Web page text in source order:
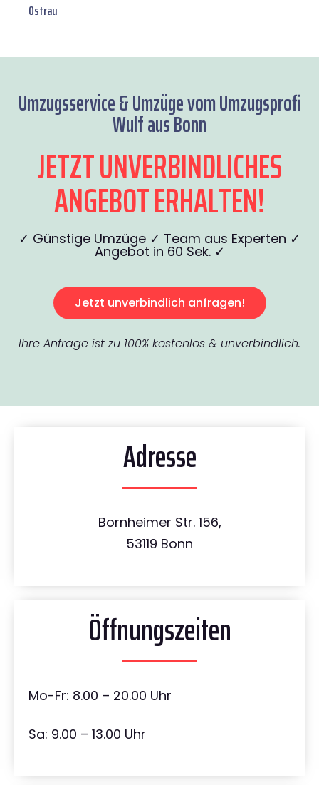
Ostrau
Umzugsservice & Umzüge vom Umzugsprofi
Wulf aus Bonn
JETZT UNVERBINDLICHES
ANGEBOT ERHALTEN!
✓ Günstige Umzüge ✓ Team aus Experten ✓
Angebot in 60 Sek. ✓
Jetzt unverbindlich anfragen!
Ihre Anfrage ist zu 100% kostenlos & unverbindlich.
Adresse
Bornheimer Str. 156,
53119 Bonn
Öffnungszeiten
Mo-Fr: 8.00 – 20.00 Uhr
Sa: 9.00 – 13.00 Uhr